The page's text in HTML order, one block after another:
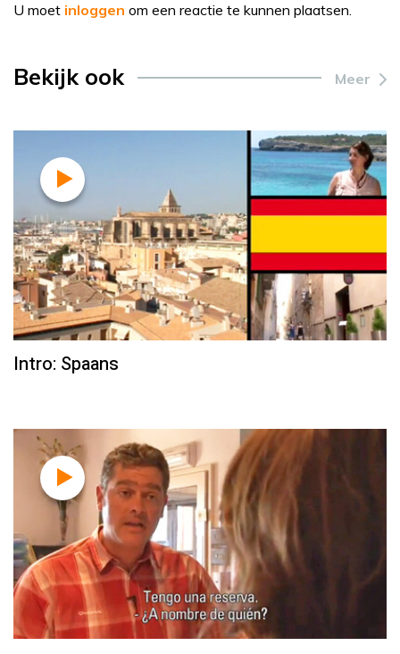
U moet inloggen om een reactie te kunnen plaatsen.
Bekijk ook Meer
Intro: Spaans